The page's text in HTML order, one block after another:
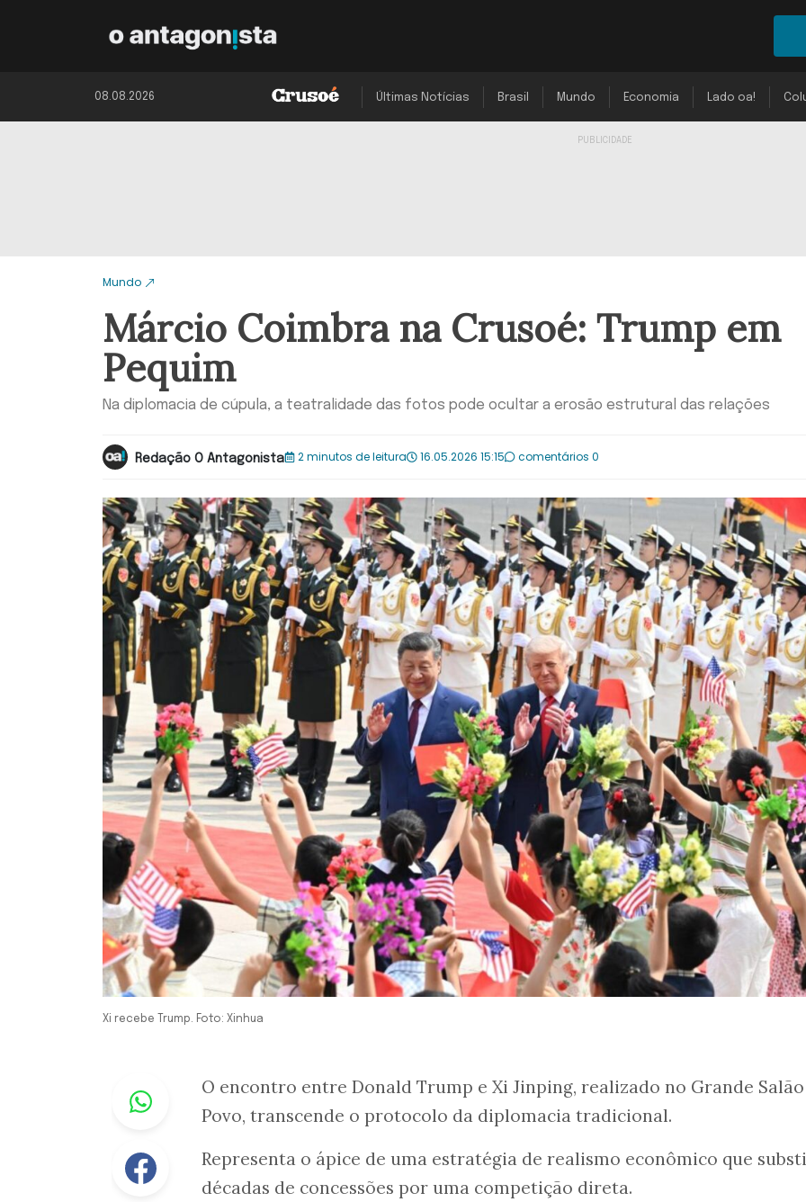
08.08.2026 Últimas Notícias Brasil Mundo Economia Lado oa!
Mundo
Márcio Coimbra na Crusoé: Trump em
Pequim
Na diplomacia de cúpula, a teatralidade das fotos pode ocultar a erosão estrutural das relações
Redação O Antagonista 2 minutos de leitura 16.05.2026 15:15 comentários 0
Xi recebe Trump. Foto: Xinhua
Whastapp
Facebook
O encontro entre Donald Trump e Xi Jinping, realizado no Grande
Povo, transcende o protocolo da diplomacia tradicional.
Representa o ápice de uma estratégia de realismo econômico que
décadas de concessões por uma competição direta.